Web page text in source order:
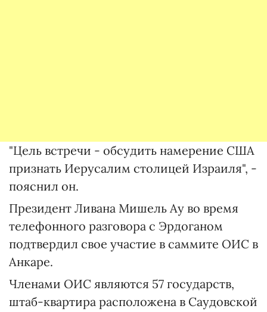
"Цель встречи - обсудить намерение США
признать Иерусалим столицей Израиля", -
пояснил он.
Президент Ливана Мишель Ау во время
телефонного разговора с Эрдоганом
подтвердил свое участие в саммите ОИС в
Анкаре.
Членами ОИС являются 57 государств,
штаб-квартира расположена в Саудовской